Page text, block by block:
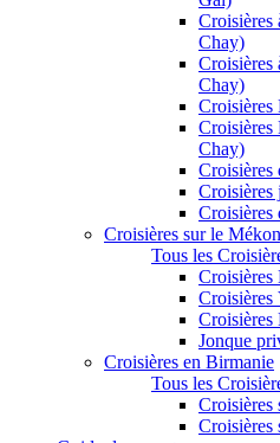
Croisières
Chay)
Croisières
Chay)
Croisières
Croisières
Chay)
Croisières
Croisières
Croisières
Croisières sur le
Tous les
Croisières
Croisières
Croisières
Jonque
Croisières en Birmanie
Tous les
Croisières
Croisières